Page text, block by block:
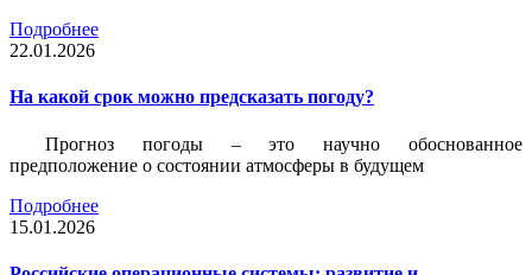
Подробнее
22.01.2026
На какой срок можно предсказать погоду?
Прогноз погоды – это научно обоснованное
предположение о состоянии атмосферы в будущем
Подробнее
15.01.2026